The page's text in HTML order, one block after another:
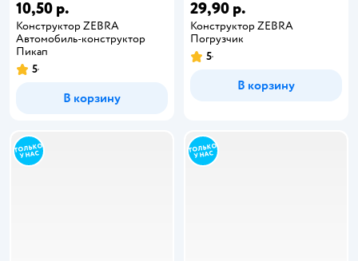
10,50 р.
Конструктор ZEBRA
Автомобиль-конструктор
Пикап
5
В корзину
29,90 р.
Конструктор ZEBRA
Погрузчик
5
В корзину